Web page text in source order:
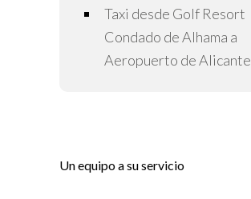
Taxi desde Golf Resort
Condado de Alhama a
Aeropuerto de Alicante
Un equipo a su servicio